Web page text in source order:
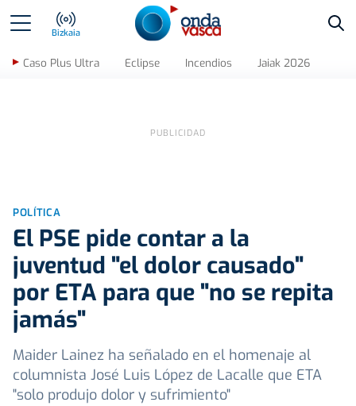
Bizkaia
Caso Plus Ultra Eclipse Incendios Jaiak 2026
POLÍTICA
El PSE pide contar a la
juventud "el dolor causado"
por ETA para que "no se repita
jamás"
Maider Lainez ha señalado en el homenaje al
columnista José Luis López de Lacalle que ETA
"solo produjo dolor y sufrimiento"